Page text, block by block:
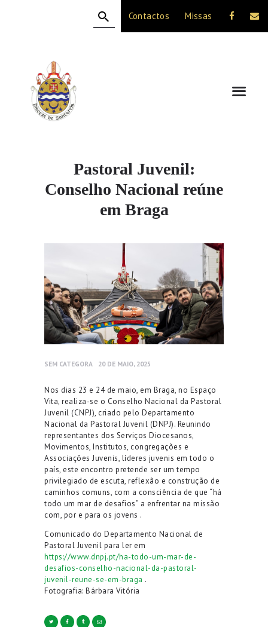
Contactos Missas
Pastoral Juvenil:
Conselho Nacional reúne
em Braga
A DIOCESE
CELEBRAÇÃO
VIDA CRISTÃ
NOTÍCIAS
SEM CATEGORA 20 DE MAIO, 2025
Nos dias 23 e 24 de maio, em Braga, no Espaço
Vita, realiza-se o Conselho Nacional da Pastoral
Juvenil (CNPJ), criado pelo Departamento
Nacional da Pastoral Juvenil (DNPJ). Reunindo
representantes dos Serviços Diocesanos,
Movimentos, Institutos, congregações e
Associações Juvenis, líderes juvenis em todo o
país, este encontro pretende ser um tempo
privilegiado de escuta, reflexão e construção de
caminhos comuns, com a consciência de que “há
todo um mar de desafios” a enfrentar na missão
com, por e para os jovens .
Comunicado do Departamento Nacional de
Pastoral Juvenil para ler em
https://www.dnpj.pt/ha-todo-um-mar-de-
desafios-conselho-nacional-da-pastoral-
juvenil-reune-se-em-braga .
Fotografia: Bárbara Vitória